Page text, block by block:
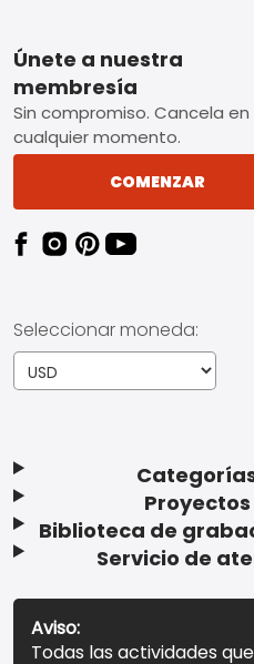
Footer
Biblioteca de
Servicio de
Únete a nuestra
membresía
Sin compromiso. Cancela en
cualquier momento.
COMENZAR
Seleccionar moneda:
Aviso:
Todas las actividades